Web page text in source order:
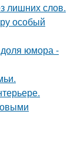
лишних слов.
особый
доля юмора -